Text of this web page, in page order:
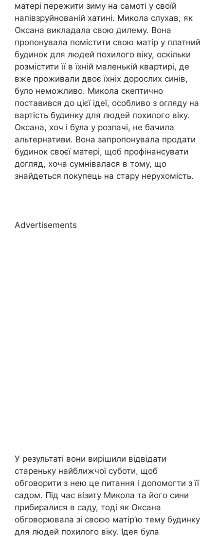
матері пережити зиму на самоті у своїй
напівзруйнованій хатині. Микола слухав, як
Оксана викладала свою дилему. Вона
пропонувала помістити свою матір у платний
будинок для людей похилого віку, оскільки
розмістити її в їхній маленькій квартирі, де
вже проживали двоє їхніх дорослих синів,
було неможливо. Микола скептично
поставився до цієї ідеї, особливо з огляду на
вартість будинку для людей похилого віку.
Оксана, хоч і була у розпачі, не бачила
альтернативи. Вона запропонувала продати
будинок своєї матері, щоб профінансувати
догляд, хоча сумнівалася в тому, що
знайдеться покупець на стару нерухомість.
Advertisements
У результаті вони вирішили відвідати
стареньку найближчої суботи, щоб
обговорити з нею це питання і допомогти з її
садом. Під час візиту Микола та його сини
прибиралися в саду, тоді як Оксана
обговорювала зі своєю матір’ю тему будинку
для людей похилого віку. Ідея була